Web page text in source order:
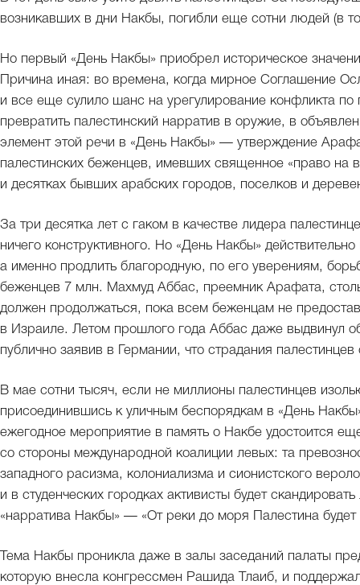
возникавших в дни Накбы, погибли еще сотни людей (в
Но первый «День Накбы» приобрел историческое
Причина иная: во времена, когда мирное Соглашение
и все еще сулило шанс на урегулирование конфликта
превратить палестинский нарратив в оружие, в
элемент этой речи в «День Накбы» — утверждение
палестинских беженцев, имевших священное «право
и десятках бывших арабских городов, поселков и
За три десятка лет с гаком в качестве лидера
ничего конструктивного. Но «День Накбы»
а именно продлить благородную, по его уверениям,
беженцев 7 млн. Махмуд Аббас, преемник Арафата,
должен продолжаться, пока всем беженцам не
в Израиле. Летом прошлого года Аббас даже выдвинул
публично заявив в Германии, что страдания
В мае сотни тысяч, если не миллионы палестинцев
присоединившись к уличным беспорядкам в «День
ежегодное мероприятие в память о Накбе удостоится
со стороны международной коалиции левых: та
западного расизма, колониализма и сионистского
и в студенческих городках активисты будет
«нарратива Накбы» — «От реки до моря Палестина будет
Тема Накбы проникла даже в залы заседаний палаты
которую внесла конгрессмен Рашида Тлаиб, и